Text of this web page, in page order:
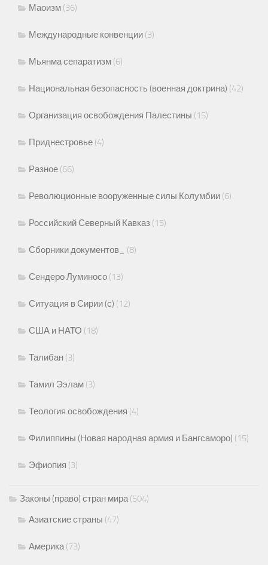
Маоизм (36)
Международные конвенции (3)
Мьянма сепаратизм (6)
Национальная безопасность (военная доктрина) (42)
Организация освобождения Палестины (15)
Приднестровье (4)
Разное (66)
Революционные вооруженные силы Колумбии (6)
Российский Северный Кавказ (15)
Сборники документов_ (8)
Сендеро Луминосо (13)
Ситуация в Сирии (с) (12)
США и НАТО (18)
Талибан (3)
Тамил Ээлам (3)
Теология освобождения (4)
Филиппины (Новая народная армия и Бангсаморо) (15)
Эфиопия (3)
Законы (право) стран мира(504)
Азиатские страны (47)
Америка(73)